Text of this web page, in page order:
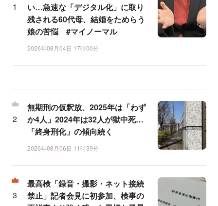
い…急速な「デジタル化」に取り
残される60代母、結婚をためらう
娘の苦悩 #マイノーマル
2026年08月04日 17時00分
無期刑の仮釈放、2025年は「わず
か4人」2024年は32人が獄中死…
「終身刑化」の傾向続く
2026年08月06日 11時39分
最高検「録音・撮影・ネット接続
禁止」記者会見に初参加、検事の